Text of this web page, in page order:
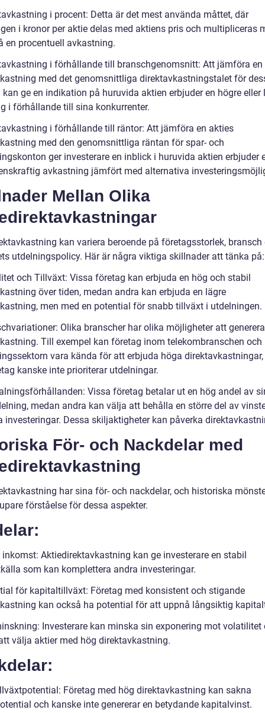
i procent: Detta är det mest använda måttet, där
i kronor per aktie delas med aktiens pris och multipliceras
en procentuell avkastning.
i förhållande till branschgenomsnitt: Att jämföra en
med det genomsnittliga direktavkastningstalet för
kan ge en indikation på huruvida aktien erbjuder en högre eller
i förhållande till sina konkurrenter.
i förhållande till räntor: Att jämföra en akties
med den genomsnittliga räntan för spar- och
ger investerare en inblick i huruvida aktien erbjuder
avkastning jämfört med alternativa
Mellan Olika
kan variera beroende på företagsstorlek, bransch
utdelningspolicy. Här är några viktiga skillnader att tänka på:
och Tillväxt: Vissa företag kan erbjuda en hög och stabil
över tiden, medan andra kan erbjuda en lägre
men med en potential för snabb tillväxt i utdelningen.
Olika branscher har olika möjligheter att
Till exempel kan företag inom telekombranschen och
vara kända för att erbjuda höga
kanske inte prioriterar utdelningar.
Vissa företag betalar ut en hög andel av
medan andra kan välja att behålla en större del av
investeringar. Dessa skiljaktigheter kan påverka
För- och Nackdelar med
har sina för- och nackdelar, och historiska
förståelse för dessa aspekter.
Aktiedirektavkastning kan ge investerare en stabil
som kan komplettera andra investeringar.
för kapitaltillväxt: Företag med konsistent och stigande
kan också ha potential för att uppnå långsiktig
Investerare kan minska sin exponering mot volatilitet
välja aktier med hög direktavkastning.
Företag med hög direktavkastning kan sakna
och kanske inte genererar en betydande kapitalvinst.